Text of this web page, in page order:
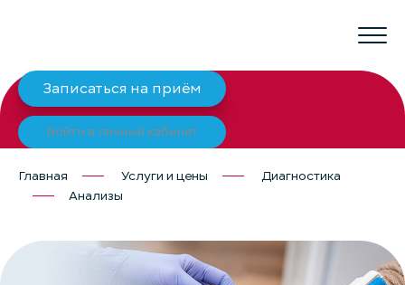
Записаться на приём
Войти в личный кабинет
Главная Услуги и цены
Диагностика
Анализы